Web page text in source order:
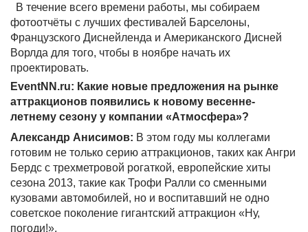
В течение всего времени работы, мы собираем
фотоотчёты с лучших фестивалей Барселоны,
Французского Диснейленда и Американского Дисней
Ворлда для того, чтобы в ноябре начать их
проектировать.
EventNN.ru: Какие новые предложения на рынке
аттракционов появились к новому весенне-
летнему сезону у компании «Атмосфера»?
Александр Анисимов: В этом году мы коллегами
готовим не только серию аттракционов, таких как Ангри
Бердс с трехметровой рогаткой, европейские хиты
сезона 2013, такие как Трофи Ралли со сменными
кузовами автомобилей, но и воспитавший не одно
советское поколение гигантский аттракцион «Ну,
погоди!».